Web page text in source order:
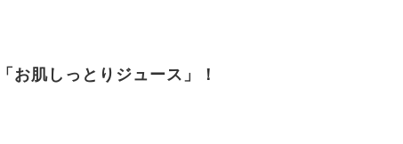
お肌しっとりジュース」！